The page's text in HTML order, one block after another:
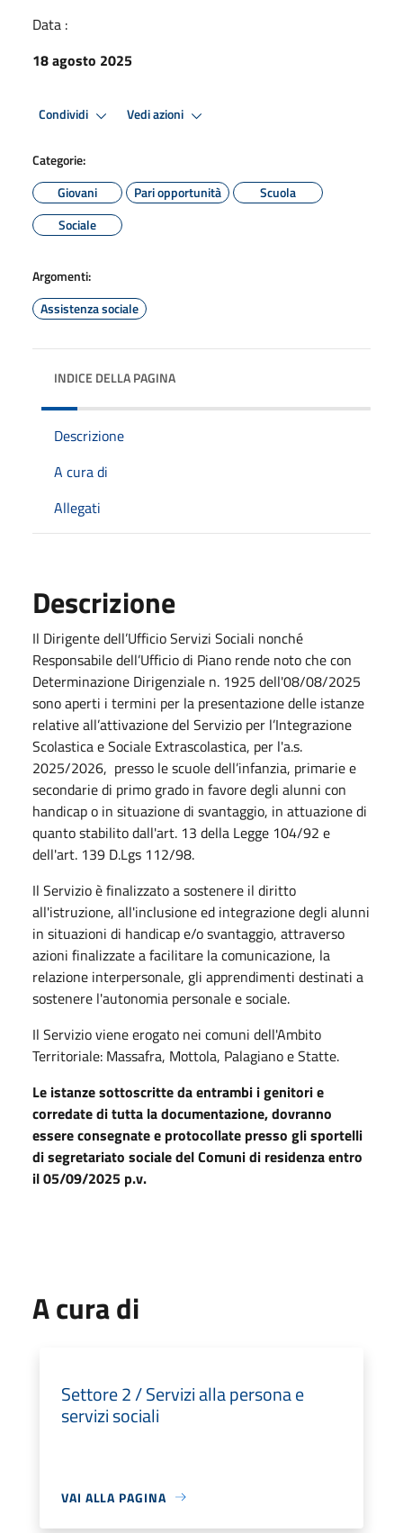
Data :
18 agosto 2025
Condividi Vedi azioni
Categorie:
Giovani
Pari opportunità
Scuola
Sociale
Argomenti:
Assistenza sociale
INDICE DELLA PAGINA
Descrizione
A cura di
Allegati
Descrizione
Il Dirigente dell’Ufficio Servizi Sociali nonché
Responsabile dell’Ufficio di Piano rende noto che con
Determinazione Dirigenziale n. 1925 dell'08/08/2025
sono aperti i termini per la presentazione delle istanze
relative all’attivazione del Servizio per l’Integrazione
Scolastica e Sociale Extrascolastica, per l'a.s.
2025/2026, presso le scuole dell’infanzia, primarie e
secondarie di primo grado in favore degli alunni con
handicap o in situazione di svantaggio, in attuazione di
quanto stabilito dall'art. 13 della Legge 104/92 e
dell'art. 139 D.Lgs 112/98.
Il Servizio è finalizzato a sostenere il diritto
all'istruzione, all'inclusione ed integrazione degli alunni
in situazioni di handicap e/o svantaggio, attraverso
azioni finalizzate a facilitare la comunicazione, la
relazione interpersonale, gli apprendimenti destinati a
sostenere l'autonomia personale e sociale.
Il Servizio viene erogato nei comuni dell'Ambito
Territoriale: Massafra, Mottola, Palagiano e Statte.
Le istanze sottoscritte da entrambi i genitori e
corredate di tutta la documentazione, dovranno
essere consegnate e protocollate presso gli sportelli
di segretariato sociale del Comuni di residenza entro
il 05/09/2025 p.v.
A cura di
Settore 2 / Servizi alla persona e
servizi sociali
VAI ALLA PAGINA